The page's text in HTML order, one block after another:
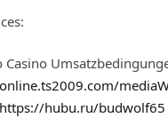
Casino
hubu.ru/budwolf65